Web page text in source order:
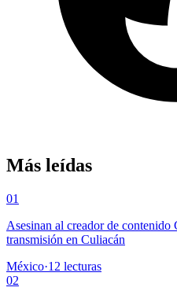
Más leídas
01
Asesinan al creador de contenido
transmisión en Culiacán
México·12 lecturas
02